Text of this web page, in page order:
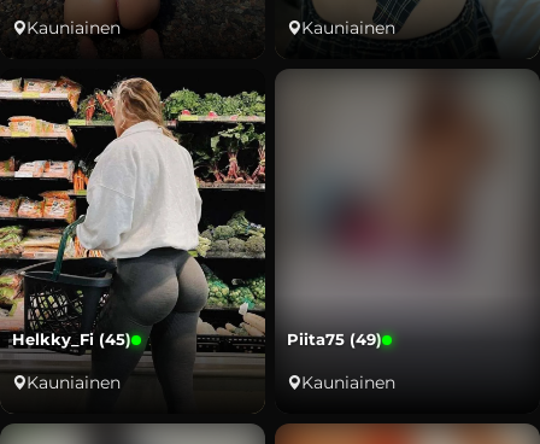
Kauniainen Kauniainen
Helkky_Fi (45)
Kauniainen
Piita75 (49)
Kauniainen